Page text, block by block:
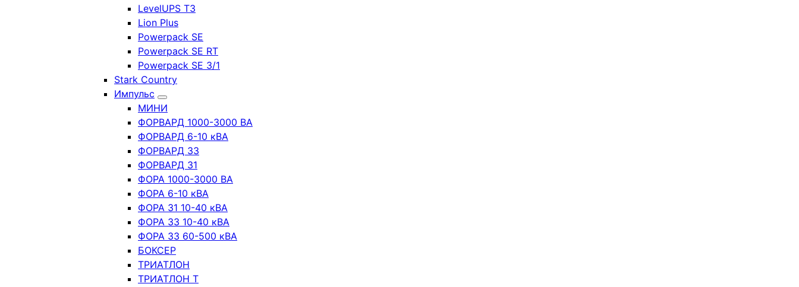
LevelUPS T3
Lion Plus
Powerpack SE
Powerpack SE RT
Powerpack SE 3/1
Stark Country
Импульс
МИНИ
ФОРВАРД 1000-3000 ВА
ФОРВАРД 6-10 кВА
ФОРВАРД 33
ФОРВАРД 31
ФОРА 1000-3000 ВА
ФОРА 6-10 кВА
ФОРА 31 10-40 кВА
ФОРА 33 10-40 кВА
ФОРА 33 60-500 кВА
БОКСЕР
ТРИАТЛОН
ТРИАТЛОН Т